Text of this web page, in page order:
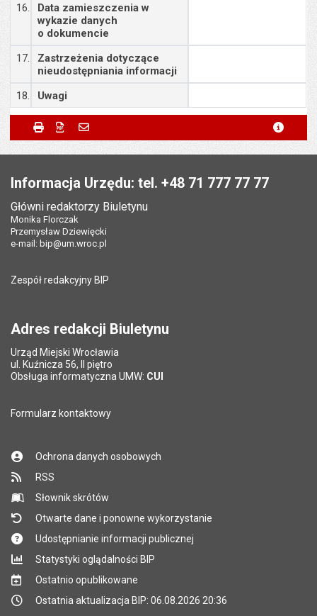
16.
Data zamieszczenia w
wykazie danych
o dokumencie
17.
Zastrzeżenia dotyczące
nieudostępniania informacji
18.
Uwagi
Metryczka
Odpowiedzialny za treść:
Małgorzata Demianowicz
Liczba wyświetleń:
Powiadom znajomego
Powiadom znajomego
Twoje imię i nazwisko
Twój adres e-mail Pole wymagane
Tytuł e-mailaPole wymagane
*
Adres e-mail znajomego
Pytanie antyspamowe
*
Pole wymagane
Drukuj Zapisz do PDF
Informacja Urzędu: tel. +48 71 777 77 77
Główni redaktorzy Biuletynu
Monika Florczak
Przemysław Dziewięcki
e-mail: bip@um.wroc.pl
Zespół redakcyjny BIP
Adres redakcji Biuletynu
Urząd Miejski Wrocławia
ul. Kuźnicza 56, II piętro
Obsługa informatyczna UMW: CUI
Formularz kontaktowy
Ochrona danych osobowych
RSS
Słownik skrótów
Otwarte dane i ponowne wykorzystanie
Udostępnianie informacji publicznej
Statystyki oglądalności BIP
Ostatnio opublikowane
Ostatnia aktualizacja BIP: 06.08.2026 20:36